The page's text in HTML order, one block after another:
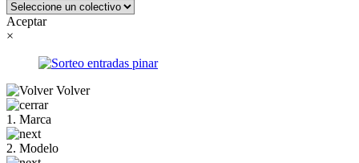
Aceptar
×
Volver
1. Marca
2. Modelo